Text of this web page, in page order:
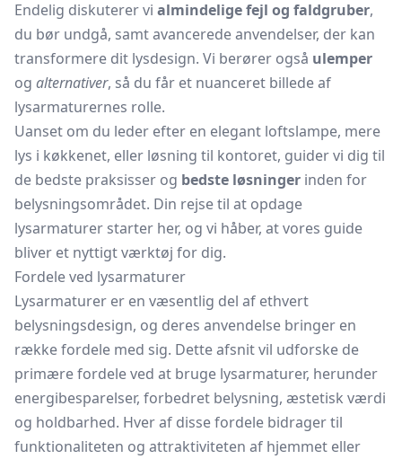
Endelig diskuterer vi almindelige fejl og faldgruber,
du bør undgå, samt avancerede anvendelser, der kan
transformere dit lysdesign. Vi berører også ulemper
og alternativer, så du får et nuanceret billede af
lysarmaturernes rolle.
Uanset om du leder efter en elegant loftslampe, mere
lys i køkkenet, eller løsning til kontoret, guider vi dig til
de bedste praksisser og bedste løsninger inden for
belysningsområdet. Din rejse til at opdage
lysarmaturer starter her, og vi håber, at vores guide
bliver et nyttigt værktøj for dig.
Fordele ved lysarmaturer
Lysarmaturer er en væsentlig del af ethvert
belysningsdesign, og deres anvendelse bringer en
række fordele med sig. Dette afsnit vil udforske de
primære fordele ved at bruge lysarmaturer, herunder
energibesparelser, forbedret belysning, æstetisk værdi
og holdbarhed. Hver af disse fordele bidrager til
funktionaliteten og attraktiviteten af hjemmet eller